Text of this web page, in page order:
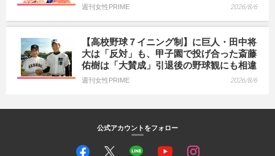
週刊女性PRIME 2026/8/6
【高校野球７イニング制】に巨人・田中将
大は「反対」も、甲子園で投げ合った斎藤
佑樹は「大賛成」引退後の野球観にも相違
週刊女性PRIME 2026/8/6
公式アカウントをフォロー